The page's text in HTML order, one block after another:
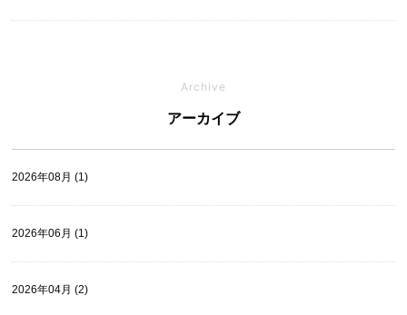
Archive
アーカイブ
2026年08月 (1)
2026年06月 (1)
2026年04月 (2)